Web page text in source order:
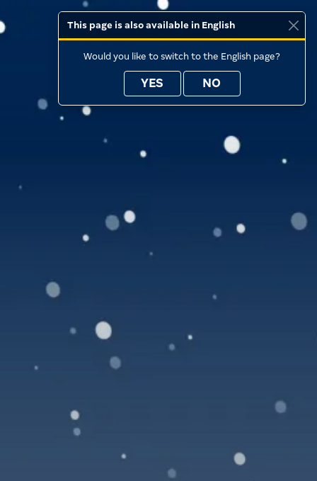
This page is also available in English
Would you like to switch to the English page?
YES NO